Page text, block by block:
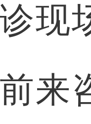
场
来